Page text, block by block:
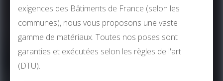
exigences des Bâtiments de France (selon les
communes), nous vous proposons une vaste
gamme de matériaux. Toutes nos poses sont
garanties et exécutées selon les règles de l'art
(DTU).